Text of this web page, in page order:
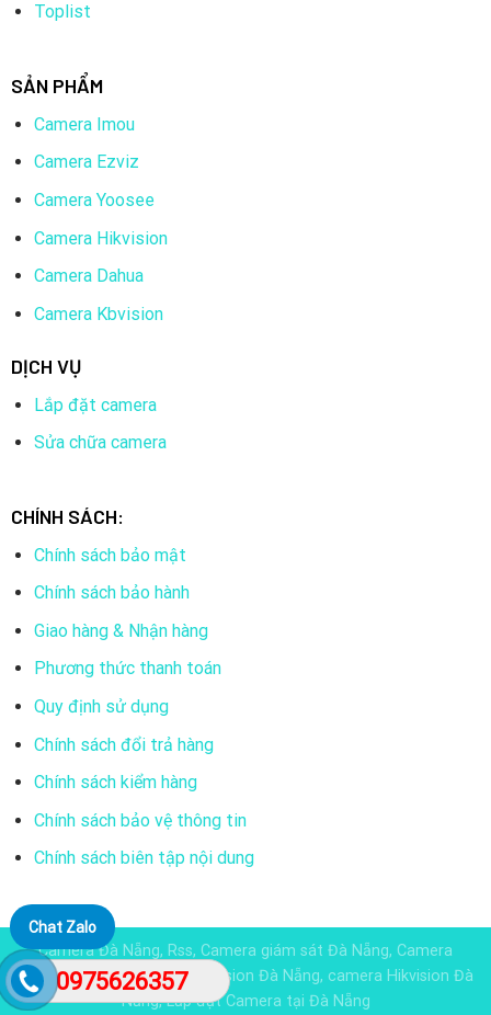
Toplist
SẢN PHẨM
Camera Imou
Camera Ezviz
Camera Yoosee
Camera Hikvision
Camera Dahua
Camera Kbvision
DỊCH VỤ
Lắp đặt camera
Sửa chữa camera
CHÍNH SÁCH:
Chính sách bảo mật
Chính sách bảo hành
Giao hàng & Nhận hàng
Phương thức thanh toán
Quy định sử dụng
Chính sách đổi trả hàng
Chính sách kiểm hàng
Chính sách bảo vệ thông tin
Chính sách biên tập nội dung
Camera Đà Nẵng, Rss, Camera giám sát Đà Nẵng, Camera
Dahua đà nẵng, Camera KBvision Đà Nẵng, camera Hikvision Đà
Nẵng, Lắp đặt Camera tại Đà Nẵng
Chat Zalo
0975626357